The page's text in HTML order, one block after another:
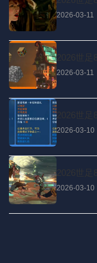
2026-03-11
2026世
2026-03-11
2026世
2026-03-10
2026世
2026-03-10